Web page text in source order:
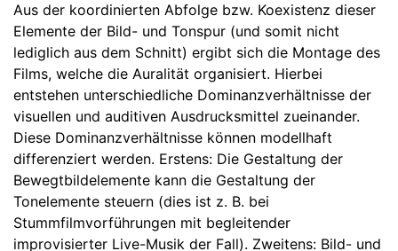
Aus der koordinierten Abfolge bzw. Koexistenz dieser
Elemente der Bild- und Tonspur (und somit nicht
lediglich aus dem Schnitt) ergibt sich die Montage des
Films, welche die Auralität organisiert. Hierbei
entstehen unterschiedliche Dominanzverhältnisse der
visuellen und auditiven Ausdrucksmittel zueinander.
Diese Dominanzverhältnisse können modellhaft
differenziert werden. Erstens: Die Gestaltung der
Bewegtbildelemente kann die Gestaltung der
Tonelemente steuern (dies ist z. B. bei
Stummfilmvorführungen mit begleitender
improvisierter Live-Musik der Fall). Zweitens: Bild- und